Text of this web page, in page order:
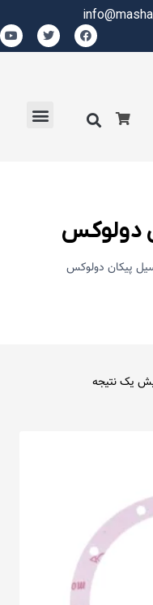
دولوكس
پيكان دولوكس
یک نتیجه